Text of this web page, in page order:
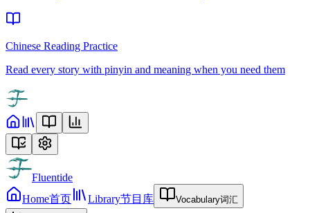
Chinese Reading Practice
Read every story with pinyin and meaning when you need them
Fluentide
Home首页 Library节目库 Vocabulary词汇